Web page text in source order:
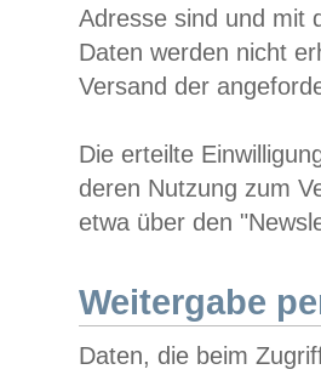
Adresse sind und mit
Daten werden nicht
Versand der
Die erteilte
deren Nutzung zum
etwa über den
Weitergabe
Daten, die beim